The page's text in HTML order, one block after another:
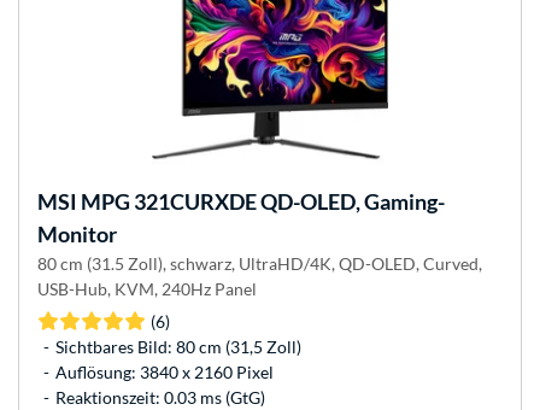
MSI MPG 321CURXDE QD-OLED, Gaming-
Monitor
80 cm (31.5 Zoll), schwarz, UltraHD/4K, QD-OLED, Curved,
USB-Hub, KVM, 240Hz Panel
(6)
Sichtbares Bild: 80 cm (31,5 Zoll)
Auflösung: 3840 x 2160 Pixel
Reaktionszeit: 0.03 ms (GtG)